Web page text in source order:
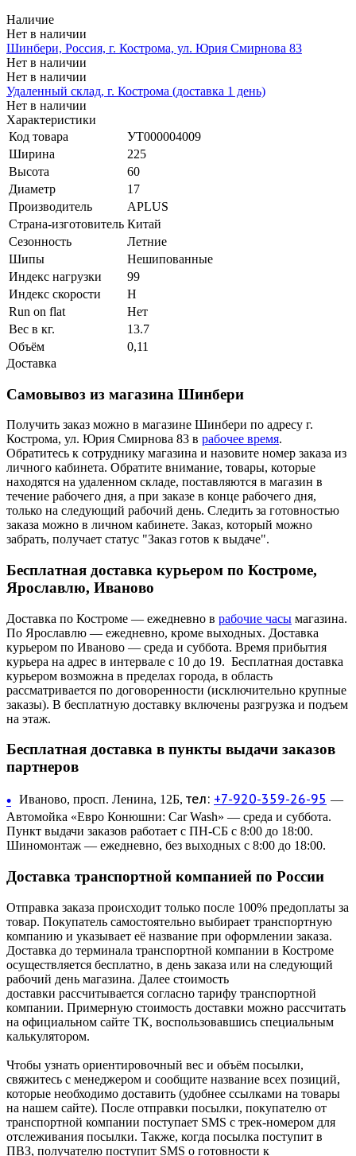
Наличие
Нет в наличии
Шинбери, Россия, г. Кострома, ул. Юрия Смирнова 83
Нет в наличии
Нет в наличии
Удаленный склад, г. Кострома (доставка 1 день)
Нет в наличии
Характеристики
Код товара
УТ000004009
Ширина
225
Высота
60
Диаметр
17
Производитель
APLUS
Страна-изготовитель Китай
Сезонность
Летние
Шипы
Нешипованные
Индекс нагрузки
99
Индекс скорости
H
Run on flat
Нет
Вес в кг.
13.7
Объём
0,11
Доставка
Самовывоз из магазина Шинбери
Получить заказ можно в магазине Шинбери по адресу г.
Кострома, ул. Юрия Смирнова 83 в рабочее время.
Обратитесь к сотруднику магазина и назовите номер заказа из
личного кабинета. Обратите внимание, товары, которые
находятся на удаленном складе, поставляются в магазин в
течение рабочего дня, а при заказе в конце рабочего дня,
только на следующий рабочий день. Следить за готовностью
заказа можно в личном кабинете. Заказ, который можно
забрать, получает статус "Заказ готов к выдаче".
Бесплатная доставка курьером по Костроме,
Ярославлю, Иваново
Доставка по Костроме — ежедневно в рабочие часы магазина.
По Ярославлю — ежедневно, кроме выходных. Доставка
курьером по Иваново — среда и суббота. Время прибытия
курьера на адрес в интервале с 10 до 19. Бесплатная доставка
курьером возможна в пределах города, в область
рассматривается по договоренности (исключительно крупные
заказы). В бесплатную доставку включены разгрузка и подъем
на этаж.
Бесплатная доставка в пункты выдачи заказов
партнеров
• Иваново, просп. Ленина, 12Б, тел: +7-920-359-26-95 —
Автомойка «Евро Конюшни: Car Wash» — среда и суббота.
Пункт выдачи заказов работает с ПН-СБ с 8:00 до 18:00.
Шиномонтаж — ежедневно, без выходных с 8:00 до 18:00.
Доставка транспортной компанией по России
Отправка заказа происходит только после 100% предоплаты за
товар. Покупатель самостоятельно выбирает транспортную
компанию и указывает её название при оформлении заказа.
Доставка до терминала транспортной компании в Костроме
осуществляется бесплатно, в день заказа или на следующий
рабочий день магазина. Далее стоимость
доставки рассчитывается согласно тарифу транспортной
компании. Примерную стоимость доставки можно рассчитать
на официальном сайте ТК, воспользовавшись специальным
калькулятором.
Чтобы узнать ориентировочный вес и объём посылки,
свяжитесь с менеджером и сообщите название всех позиций,
которые необходимо доставить (удобнее ссылками на товары
на нашем сайте). После отправки посылки, покупателю от
транспортной компании поступает SMS с трек-номером для
отслеживания посылки. Также, когда посылка поступит в
ПВЗ, получателю поступит SMS о готовности к